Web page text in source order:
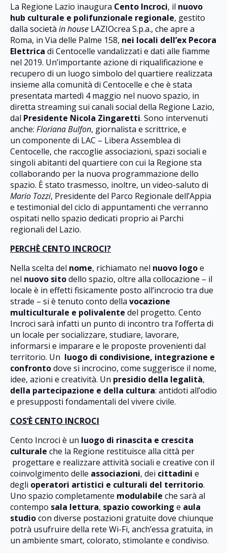
La Regione Lazio inaugura Cento Incroci, il nuovo
hub culturale e polifunzionale regionale, gestito
dalla società in house LAZIOcrea S.p.a., che apre a
Roma, in Via delle Palme 158, nei locali dell’ex Pecora
Elettrica di Centocelle vandalizzati e dati alle fiamme
nel 2019. Un’importante azione di riqualificazione e
recupero di un luogo simbolo del quartiere realizzata
insieme alla comunità di Centocelle e che è stata
presentata martedì 4 maggio nel nuovo spazio, in
diretta streaming sui canali social della Regione Lazio,
dal Presidente Nicola Zingaretti. Sono intervenuti
anche: Floriana Bulfon, giornalista e scrittrice, e
un componente di LAC – Libera Assemblea di
Centocelle, che raccoglie associazioni, spazi sociali e
singoli abitanti del quartiere con cui la Regione sta
collaborando per la nuova programmazione dello
spazio. È stato trasmesso, inoltre, un video-saluto di
Mario Tozzi, Presidente del Parco Regionale dell’Appia
e testimonial del ciclo di appuntamenti che verranno
ospitati nello spazio dedicati proprio ai Parchi
regionali del Lazio.
PERCHÈ CENTO INCROCI?
Nella scelta del nome, richiamato nel nuovo logoe
nel nuovo sitodello spazio, oltre alla collocazione – il
locale è in effetti fisicamente posto all’incrocio tra due
strade – si è tenuto conto della vocazione
multiculturale e polivalente del progetto. Cento
Incroci sarà infatti un punto di incontro tra l’offerta di
un locale per socializzare, studiare, lavorare,
informarsi e imparare e le proposte provenienti dal
territorio. Un luogo di condivisione, integrazione e
confrontodove si incrocino, come suggerisce il nome,
idee, azioni e creatività. Un presidio della legalità,
della partecipazione e della cultura: antidoti all’odio
e presupposti fondamentali del vivere civile.
COS’È CENTO INCROCI
Cento Incroci è un luogo di rinascita e crescita
culturale che la Regione restituisce alla città per
progettare e realizzare attività sociali e creative con il
coinvolgimento delle associazioni, dei cittadini e
degli operatori artistici e culturali del territorio.
Uno spazio completamente modulabile che sarà al
contempo sala lettura, spazio coworking e aula
studiocon diverse postazioni gratuite dove chiunque
potrà usufruire della rete Wi-Fi, anch’essa gratuita, in
un ambiente smart, colorato, stimolante e condiviso.